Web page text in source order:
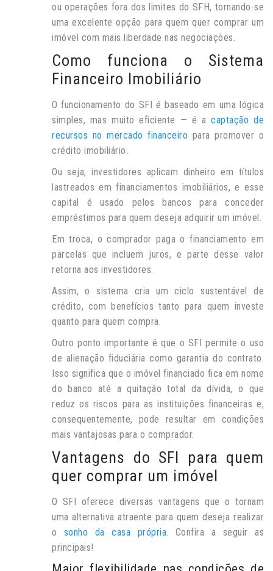
ou operações fora dos limites do SFH, tornando-se
uma excelente opção para quem quer comprar um
imóvel com mais liberdade nas negociações.
Como funciona o Sistema
Financeiro Imobiliário
O funcionamento do SFI é baseado em uma lógica
simples, mas muito eficiente — é acaptação de
recursos no mercado financeiro para promover o
crédito imobiliário.
Ou seja, investidores aplicam dinheiro em títulos
lastreados em financiamentos imobiliários, e esse
capital é usado pelos bancos para conceder
empréstimos para quem deseja adquirir um imóvel.
Em troca, o comprador paga o financiamento em
parcelas que incluem juros, e parte desse valor
retorna aos investidores.
Assim, o sistema cria um ciclo sustentável de
crédito, com benefícios tanto para quem investe
quanto para quem compra.
Outro ponto importante é que o SFI permite o uso
de alienação fiduciária como garantia do contrato.
Isso significa que o imóvel financiado fica em nome
do banco até a quitação total da dívida, o que
reduz os riscos para as instituições financeiras e,
consequentemente, pode resultar em condições
mais vantajosas para o comprador.
Vantagens do SFI para quem
quer comprar um imóvel
O SFI oferece diversas vantagens que o tornam
uma alternativa atraente para quem deseja realizar
o sonho da casa própria. Confira a seguir as
principais!